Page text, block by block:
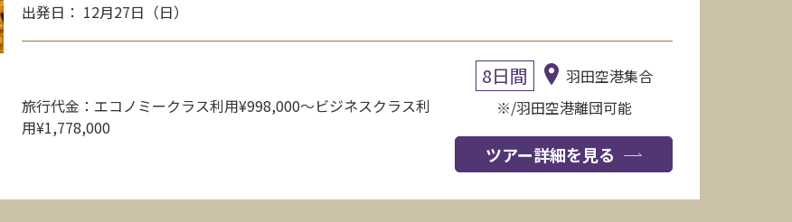
出発日： 12月27日（日）
旅行代金：エコノミークラス利用¥998,000〜ビジネスクラス利
用¥1,778,000
8日間
羽田空港集合
※/羽田空港離団可能
ツアー詳細を見る